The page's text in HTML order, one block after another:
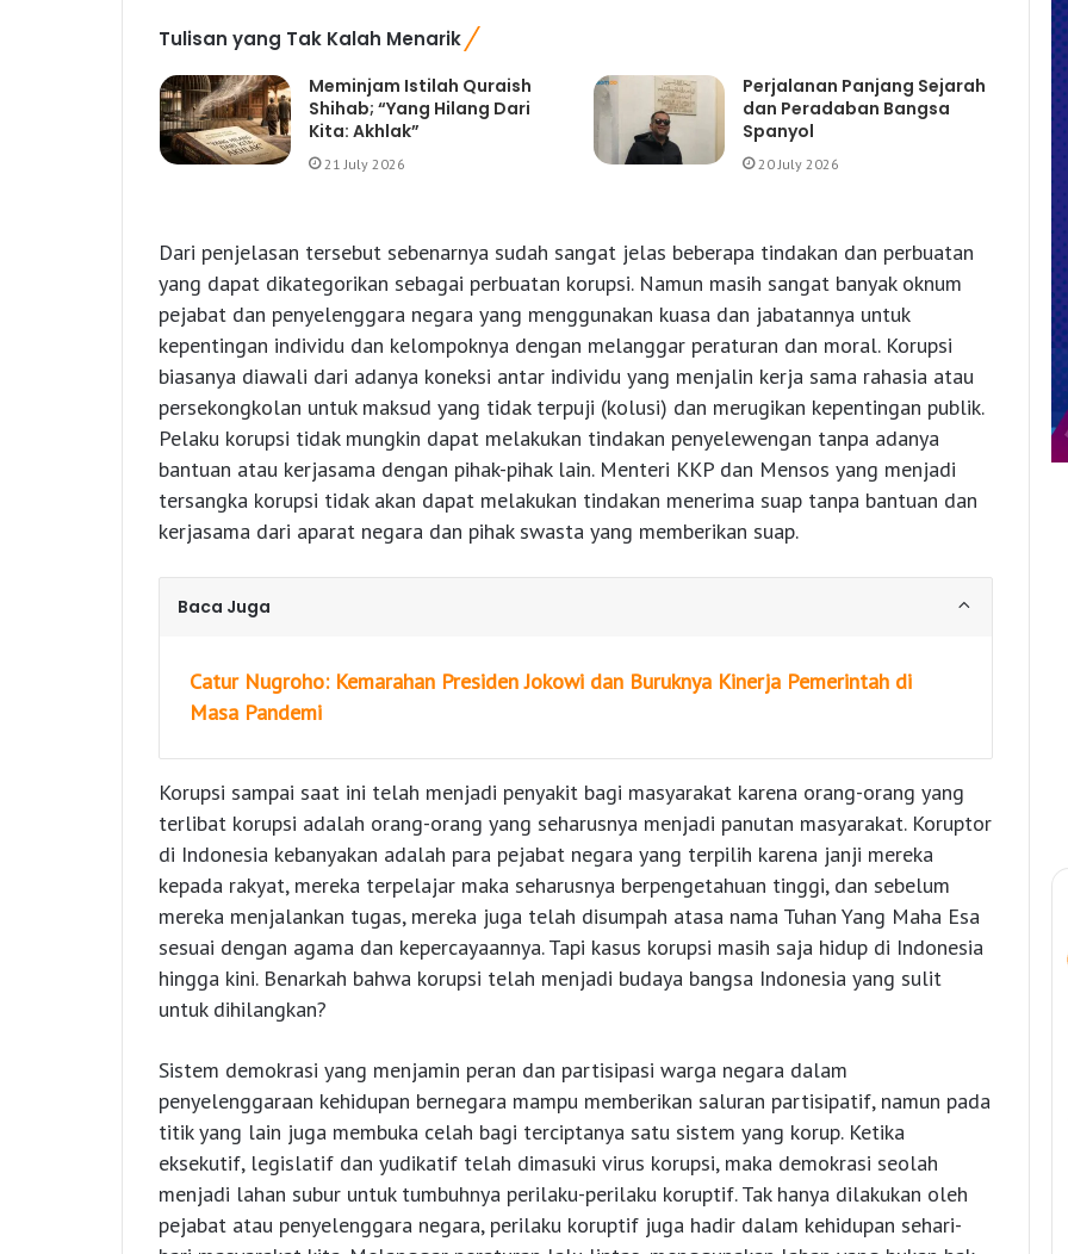
Tulisan yang Tak Kalah Menarik
Meminjam Istilah Quraish
Shihab; “Yang Hilang Dari
Kita: Akhlak”
21 July 2026
Perjalanan Panjang Sejarah
dan Peradaban Bangsa
Spanyol
20 July 2026
Dari penjelasan tersebut sebenarnya sudah sangat jelas beberapa tindakan dan perbuatan
yang dapat dikategorikan sebagai perbuatan korupsi. Namun masih sangat banyak oknum
pejabat dan penyelenggara negara yang menggunakan kuasa dan jabatannya untuk
kepentingan individu dan kelompoknya dengan melanggar peraturan dan moral. Korupsi
biasanya diawali dari adanya koneksi antar individu yang menjalin kerja sama rahasia atau
persekongkolan untuk maksud yang tidak terpuji (kolusi) dan merugikan kepentingan publik.
Pelaku korupsi tidak mungkin dapat melakukan tindakan penyelewengan tanpa adanya
bantuan atau kerjasama dengan pihak-pihak lain. Menteri KKP dan Mensos yang menjadi
tersangka korupsi tidak akan dapat melakukan tindakan menerima suap tanpa bantuan dan
kerjasama dari aparat negara dan pihak swasta yang memberikan suap.
Baca Juga
Catur Nugroho: Kemarahan Presiden Jokowi dan Buruknya Kinerja Pemerintah di
Masa Pandemi
Korupsi sampai saat ini telah menjadi penyakit bagi masyarakat karena orang-orang yang
terlibat korupsi adalah orang-orang yang seharusnya menjadi panutan masyarakat. Koruptor
di Indonesia kebanyakan adalah para pejabat negara yang terpilih karena janji mereka
kepada rakyat, mereka terpelajar maka seharusnya berpengetahuan tinggi, dan sebelum
mereka menjalankan tugas, mereka juga telah disumpah atasa nama Tuhan Yang Maha Esa
sesuai dengan agama dan kepercayaannya. Tapi kasus korupsi masih saja hidup di Indonesia
hingga kini. Benarkah bahwa korupsi telah menjadi budaya bangsa Indonesia yang sulit
untuk dihilangkan?
Sistem demokrasi yang menjamin peran dan partisipasi warga negara dalam
penyelenggaraan kehidupan bernegara mampu memberikan saluran partisipatif, namun pada
titik yang lain juga membuka celah bagi terciptanya satu sistem yang korup. Ketika
eksekutif, legislatif dan yudikatif telah dimasuki virus korupsi, maka demokrasi seolah
menjadi lahan subur untuk tumbuhnya perilaku-perilaku koruptif. Tak hanya dilakukan oleh
pejabat atau penyelenggara negara, perilaku koruptif juga hadir dalam kehidupan sehari-